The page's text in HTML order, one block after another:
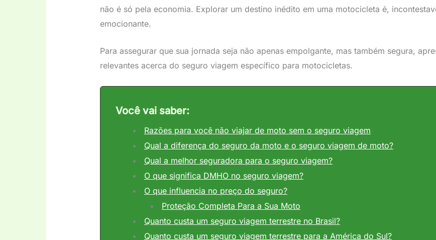
não é só pela economia. Explorar um destino inédito em uma motocicleta é,
emocionante.
Para assegurar que sua jornada seja não apenas empolgante, mas também segura,
relevantes acerca do seguro viagem específico para motocicletas.
Você vai saber:
Razões para você não viajar de moto sem o seguro viagem
Qual a diferença do seguro da moto e o seguro viagem de moto?
Qual a melhor seguradora para o seguro viagem?
O que significa DMHO no seguro viagem?
O que influencia no preço do seguro?
Proteção Completa Para a Sua Moto
Quanto custa um seguro viagem terrestre no Brasil?
Quanto custa um seguro viagem terrestre para a América do Sul?